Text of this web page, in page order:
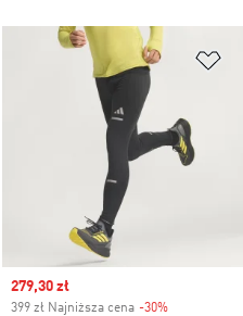
do listy życzeń
Sale price
279,30 zł
399 zł Najniższa cena -30%